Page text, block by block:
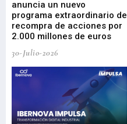
anuncia un nuevo
programa extraordinario de
recompra de acciones por
2.000 millones de euros
30-Julio-2026